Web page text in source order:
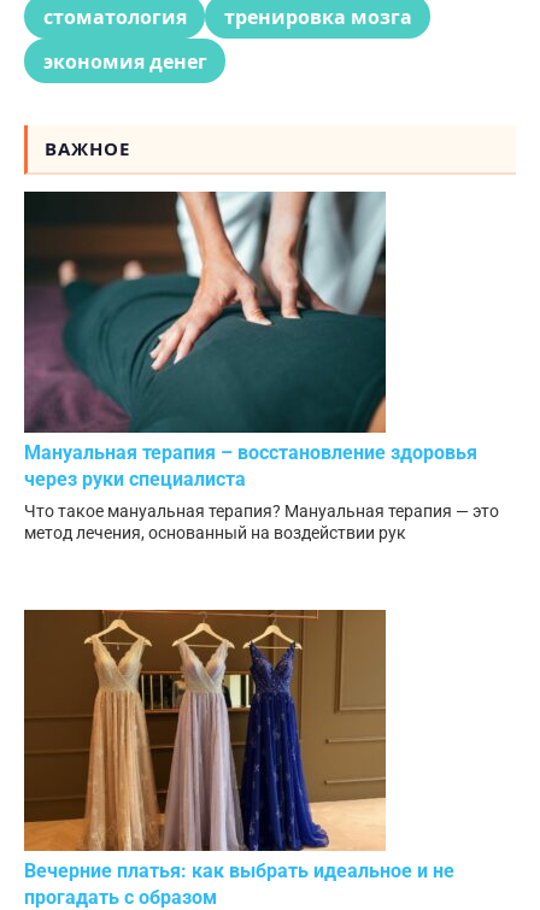
стоматология
тренировка мозга
экономия денег
ВАЖНОЕ
Мануальная терапия – восстановление здоровья
через руки специалиста
Что такое мануальная терапия? Мануальная терапия — это
метод лечения, основанный на воздействии рук
Вечерние платья: как выбрать идеальное и не
прогадать с образом